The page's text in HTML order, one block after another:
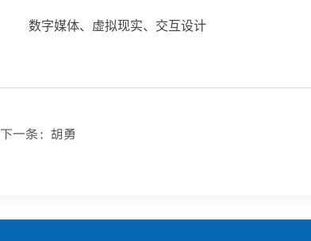
数字媒体、虚拟现实、交互设计
下一条： 胡勇